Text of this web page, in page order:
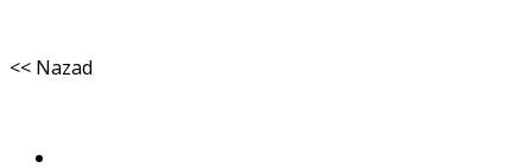
<< Nazad